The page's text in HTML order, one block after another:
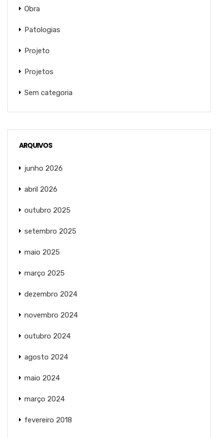
Obra
Patologias
Projeto
Projetos
Sem categoria
ARQUIVOS
junho 2026
abril 2026
outubro 2025
setembro 2025
maio 2025
março 2025
dezembro 2024
novembro 2024
outubro 2024
agosto 2024
maio 2024
março 2024
fevereiro 2018